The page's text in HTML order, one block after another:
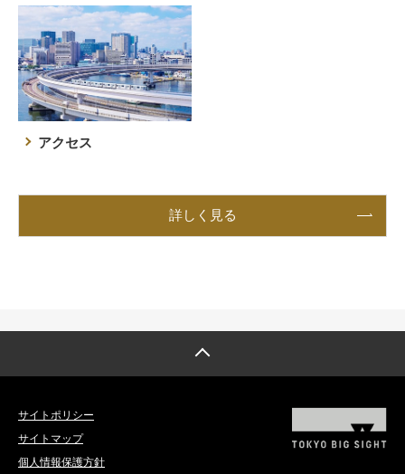
アクセス
詳しく見る
サイトポリシー
サイトマップ
個人情報保護方針